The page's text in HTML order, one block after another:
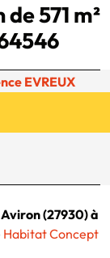
571 m²
EVREUX
(27930) à
Habitat Concept